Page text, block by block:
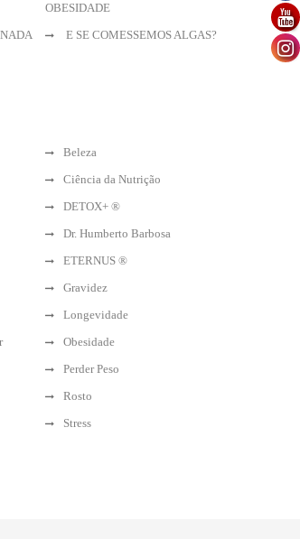
OBESIDADE
E SE COMESSEMOS ALGAS?
Beleza
Ciência da Nutrição
DETOX+ ®
Dr. Humberto Barbosa
ETERNUS ®
Gravidez
Longevidade
Obesidade
Perder Peso
Rosto
Stress